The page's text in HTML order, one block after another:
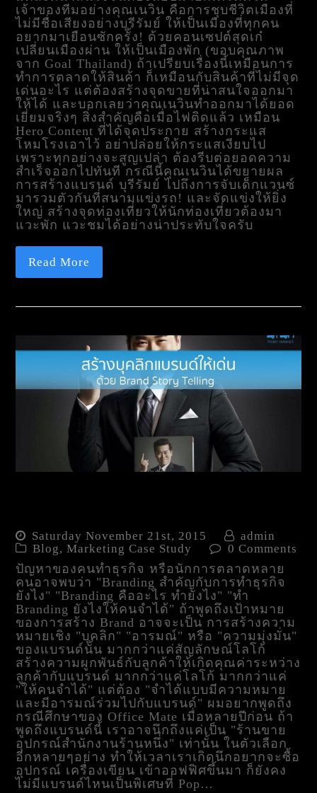
เจ้าของทีมอย่างคุณเนวิน คือการชุบชีวิตเมืองที่
ไม่มีชื่อเสียงอย่างบุรีรัมย์ ให้เป็นเมืองที่ทุกคน
อยากมาเยือนซักครั้ง! ด้วยคอนเซปต์สุดเก๋
เปลี่ยนเมืองผ่าน ให้เป็นเมืองพัก (ขอบคุณภาพ
จาก Goal Thailand) ถ้าเปรียบเรื่องนี้เหมือนการ
ทำการตลาดให้สินค้า ก็เหมือนกับสินค้าที่ไม่มีจุด
เด่นอะไร แต่ต้องสร้างจุดขายที่น่าสนใจออกมา
ให้ได้ และบอกเลยว่าคุณเนวินทำออกมาได้ยอด
เยี่ยมจริงๆ สิ่งสำคัญคือเมื่อไฟติดแล้ว เหมือน
Hero Content ที่ได้จุดประกาย สร้างกระแส
โหมโรงเอาไว้ อย่าปล่อยให้กระแสเงียบไป
เพราะทุกอย่างจะสูญเปล่า ต้องรีบต่อยอดความ
สำเร็จออกไปทันที กรณีนี้คุณเนวินได้ขยายผล
การสร้างแบรนด์ บุรีรัมย์ ไปถึงการจับเด็กแวนซ์
มารวมตัวกันที่สนามแข่งรถ! และจัดแข่งให้ยิ่ง
ใหญ่ สร้างจุดท่องเที่ยวให้นักท่องเที่ยวต้องมา
แวะพัก แวะชมได้อย่างน่าประทับใจครับ
Read More
Saturday November 21st, 2015
admin
Blog,Marketing Case Study 0 Comments
ปัญหาของคนทำธุรกิจ หรือนักการตลาดหลาย
คนอาจพบว่า "Branding สำคัญกับการทำธุรกิจ
ยังไง" "Branding คืออะไร ทำยังไง" "ทำ
Branding ยังไงให้คนจำได้" ถ้าพูดถึงเป้าหมาย
ของการสร้าง Brand อาจจะเป็น การสร้างความ
หมายเชิง "บุคลิก" "อารมณ์" หรือ "ความมุ่งมั่น"
ของแบรนด์นั้น มากกว่าแค่สัญลักษณ์โลโก้
สร้างความผูกพันธ์กับลูกค้าให้เกิดคุณค่าระหว่าง
ลูกค้ากับแบรนด์ มากกว่าแค่โลโก้ มากกว่าแค่
"ให้คนจำได้" แต่ต้อง "จำได้แบบมีความหมาย
และมีอารมณ์ร่วมไปกับแบรนด์" ผมอยากพูดถึง
กรณีศึกษาของ Office Mate เมื่อหลายปีก่อน ถ้า
พูดถึงแบรนด์นี้ เราอาจนึกถึงแค่เป็น "ร้านขาย
อุปกรณ์สำนักงานร้านหนึ่ง" เท่านั้น ในตัวเลือก
อีกหลายๆอย่าง ทำให้เวลาเราเกิดนึกอยากจะซื้อ
อุปกรณ์ เครื่องเขียน เข้าออฟฟิศขึ้นมา ก็ยังคง
ไม่มีแบรนด์ไหนเป็นพิเศษที่ Pop…